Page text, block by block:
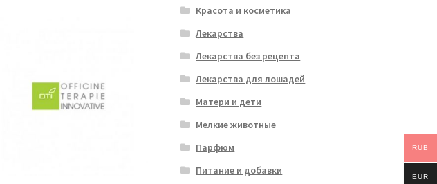
Красота и косметика
Лекарства
Лекарства без рецепта
Лекарства для лошадей
Матери и дети
Мелкие животные
Парфюм
Питание и добавки
RUB
EUR